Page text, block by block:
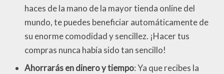
haces de la mano de la mayor tienda online del
mundo, te puedes beneficiar automáticamente de
su enorme comodidad y sencillez. ¡Hacer tus
compras nunca había sido tan sencillo!
Ahorrarás en dinero y tiempo: Ya que recibes la